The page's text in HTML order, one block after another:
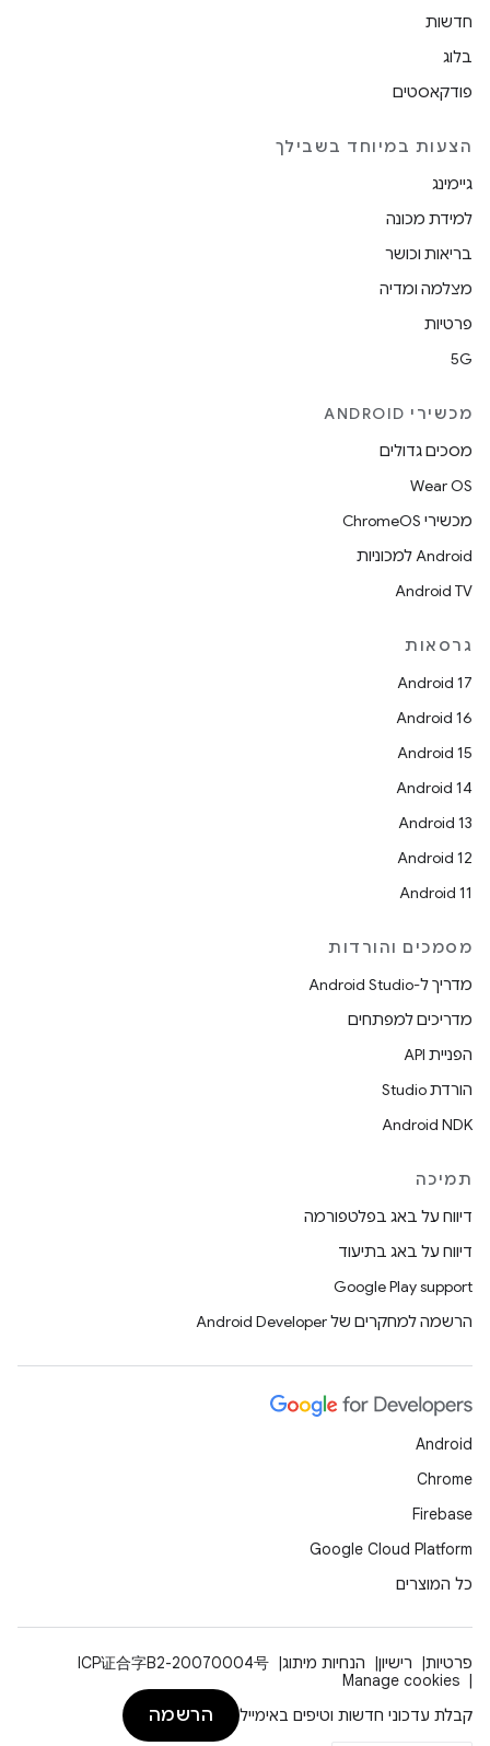
חדשות
בלוג
פודקאסטים
הצעות במיוחד בשבילך
גיימינג
למידת מכונה
בריאות וכושר
מצלמה ומדיה
פרטיות
5G
מכשירי ANDROID
מסכים גדולים
Wear OS
מכשירי ChromeOS
Android למכוניות
Android TV
גרסאות
Android 17
Android 16
Android 15
Android 14
Android 13
Android 12
Android 11
מסמכים והורדות
מדריך ל-Android Studio
מדריכים למפתחים
הפניית API
הורדת Studio
Android NDK
תמיכה
דיווח על באג בפלטפורמה
דיווח על באג בתיעוד
Google Play support
הרשמה למחקרים של Android Developer
Android
Chrome
Firebase
Google Cloud Platform
כל המוצרים
פרטיות רישיון הנחיות מיתוג
ICP证合字B2-20070004号
Manage cookies
קבלת עדכוני חדשות וטיפים באימייל
הרשמה